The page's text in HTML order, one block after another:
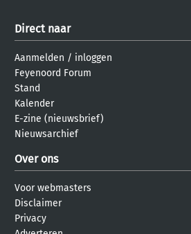
Direct naar
Aanmelden / inloggen
Feyenoord Forum
Stand
Kalender
E-zine (nieuwsbrief)
Nieuwsarchief
Over ons
Voor webmasters
Disclaimer
Privacy